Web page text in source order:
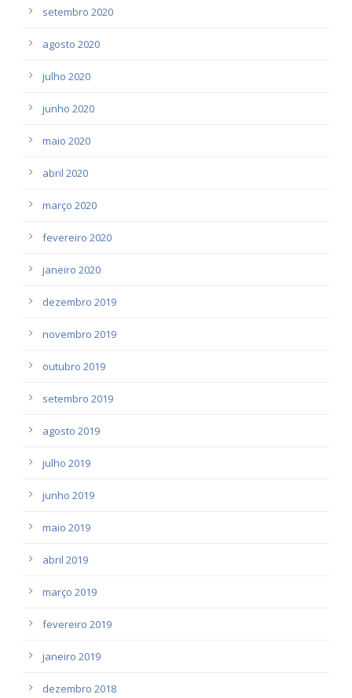
setembro 2020
agosto 2020
julho 2020
junho 2020
maio 2020
abril 2020
março 2020
fevereiro 2020
janeiro 2020
dezembro 2019
novembro 2019
outubro 2019
setembro 2019
agosto 2019
julho 2019
junho 2019
maio 2019
abril 2019
março 2019
fevereiro 2019
janeiro 2019
dezembro 2018